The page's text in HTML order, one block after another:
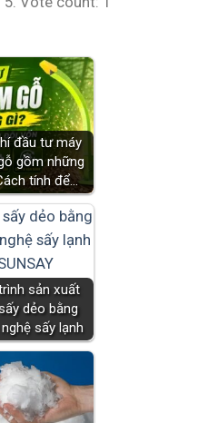
đầu tư máy
gồm những
tính để…
sản xuất
dẻo bằng
sấy lạnh